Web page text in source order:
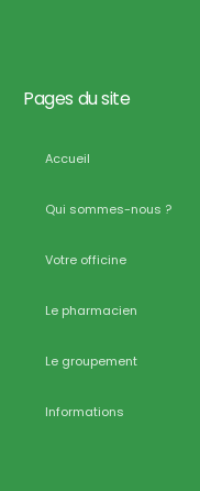
Pages du site
Accueil
Qui sommes-nous ?
Votre officine
Le pharmacien
Le groupement
Informations